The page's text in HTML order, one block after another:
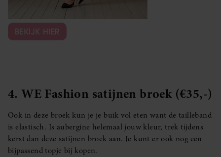
BEKIJK HIER
4. WE Fashion satijnen broek (€35,-)
Ook in deze broek kun je je buik vol eten want de tailleband
is elastisch. Is aubergine helemaal jouw kleur, trek tijdens
kerst dan deze satijnen broek aan. Je kunt er ook nog een
bijpassend topje bij kopen.